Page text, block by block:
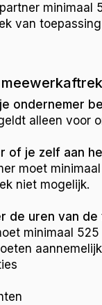
van
ondernemer
alleen voor
of je zelf aan
moet
niet mogelijk.
de uren van
minimaal